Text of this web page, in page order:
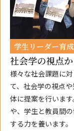
学生リーダー育
社会学の視点
様々な社会課題に
て、社会学の視点
体に提案を行いま
や、学生と教員間
する力を養います。